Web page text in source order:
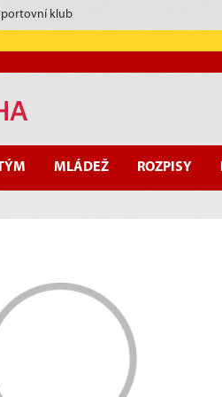
klub
MLÁDEŽ ROZPISY